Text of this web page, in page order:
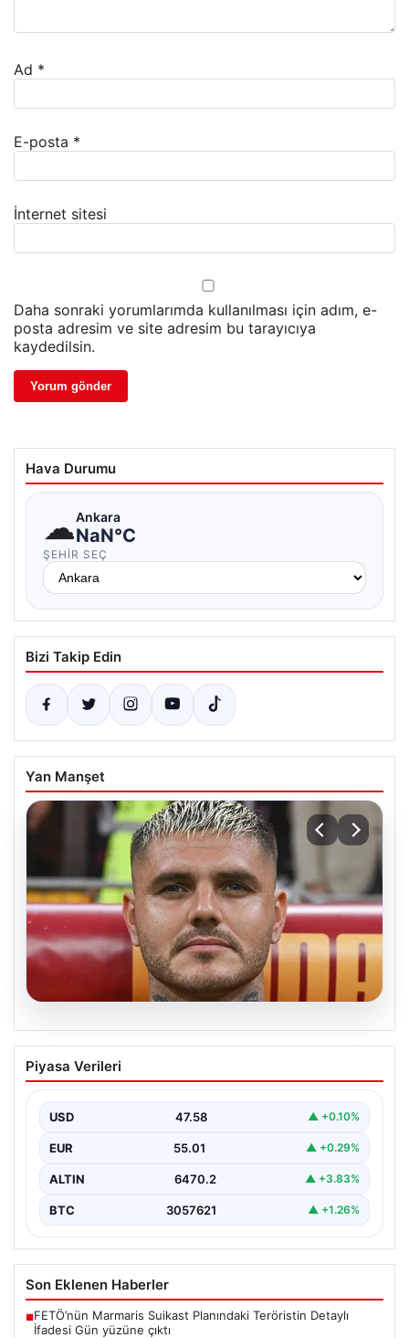
Ad *
E-posta *
İnternet sitesi
Daha sonraki yorumlarımda kullanılması için adım, e-
posta adresim ve site adresim bu tarayıcıya
kaydedilsin.
Hava Durumu
☁Ankara
NaN°C
ŞEHIR SEÇ
Bizi Takip Edin
Yan Manşet
Mauro Icardi’nin Sosyal Medya
Paylaşımlarıyla Tansiyonu Yükseltti
yollarını ayıran ve kariyerindeki belirsizlikler nedeniyle
gündemdeki isimler arasında…
Piyasa Verileri
USD 47.58 ▲ +0.10%
EUR 55.01 ▲ +0.29%
ALTIN 6470.2 ▲ +3.83%
BTC 3057621 ▲ +1.26%
Son Eklenen Haberler
■FETÖ’nün Marmaris Suikast Planındaki Teröristin Detaylı
İfadesi Gün yüzüne çıktı